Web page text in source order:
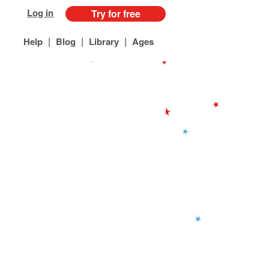
Log in Try for free
Help | Blog | Library | Ages